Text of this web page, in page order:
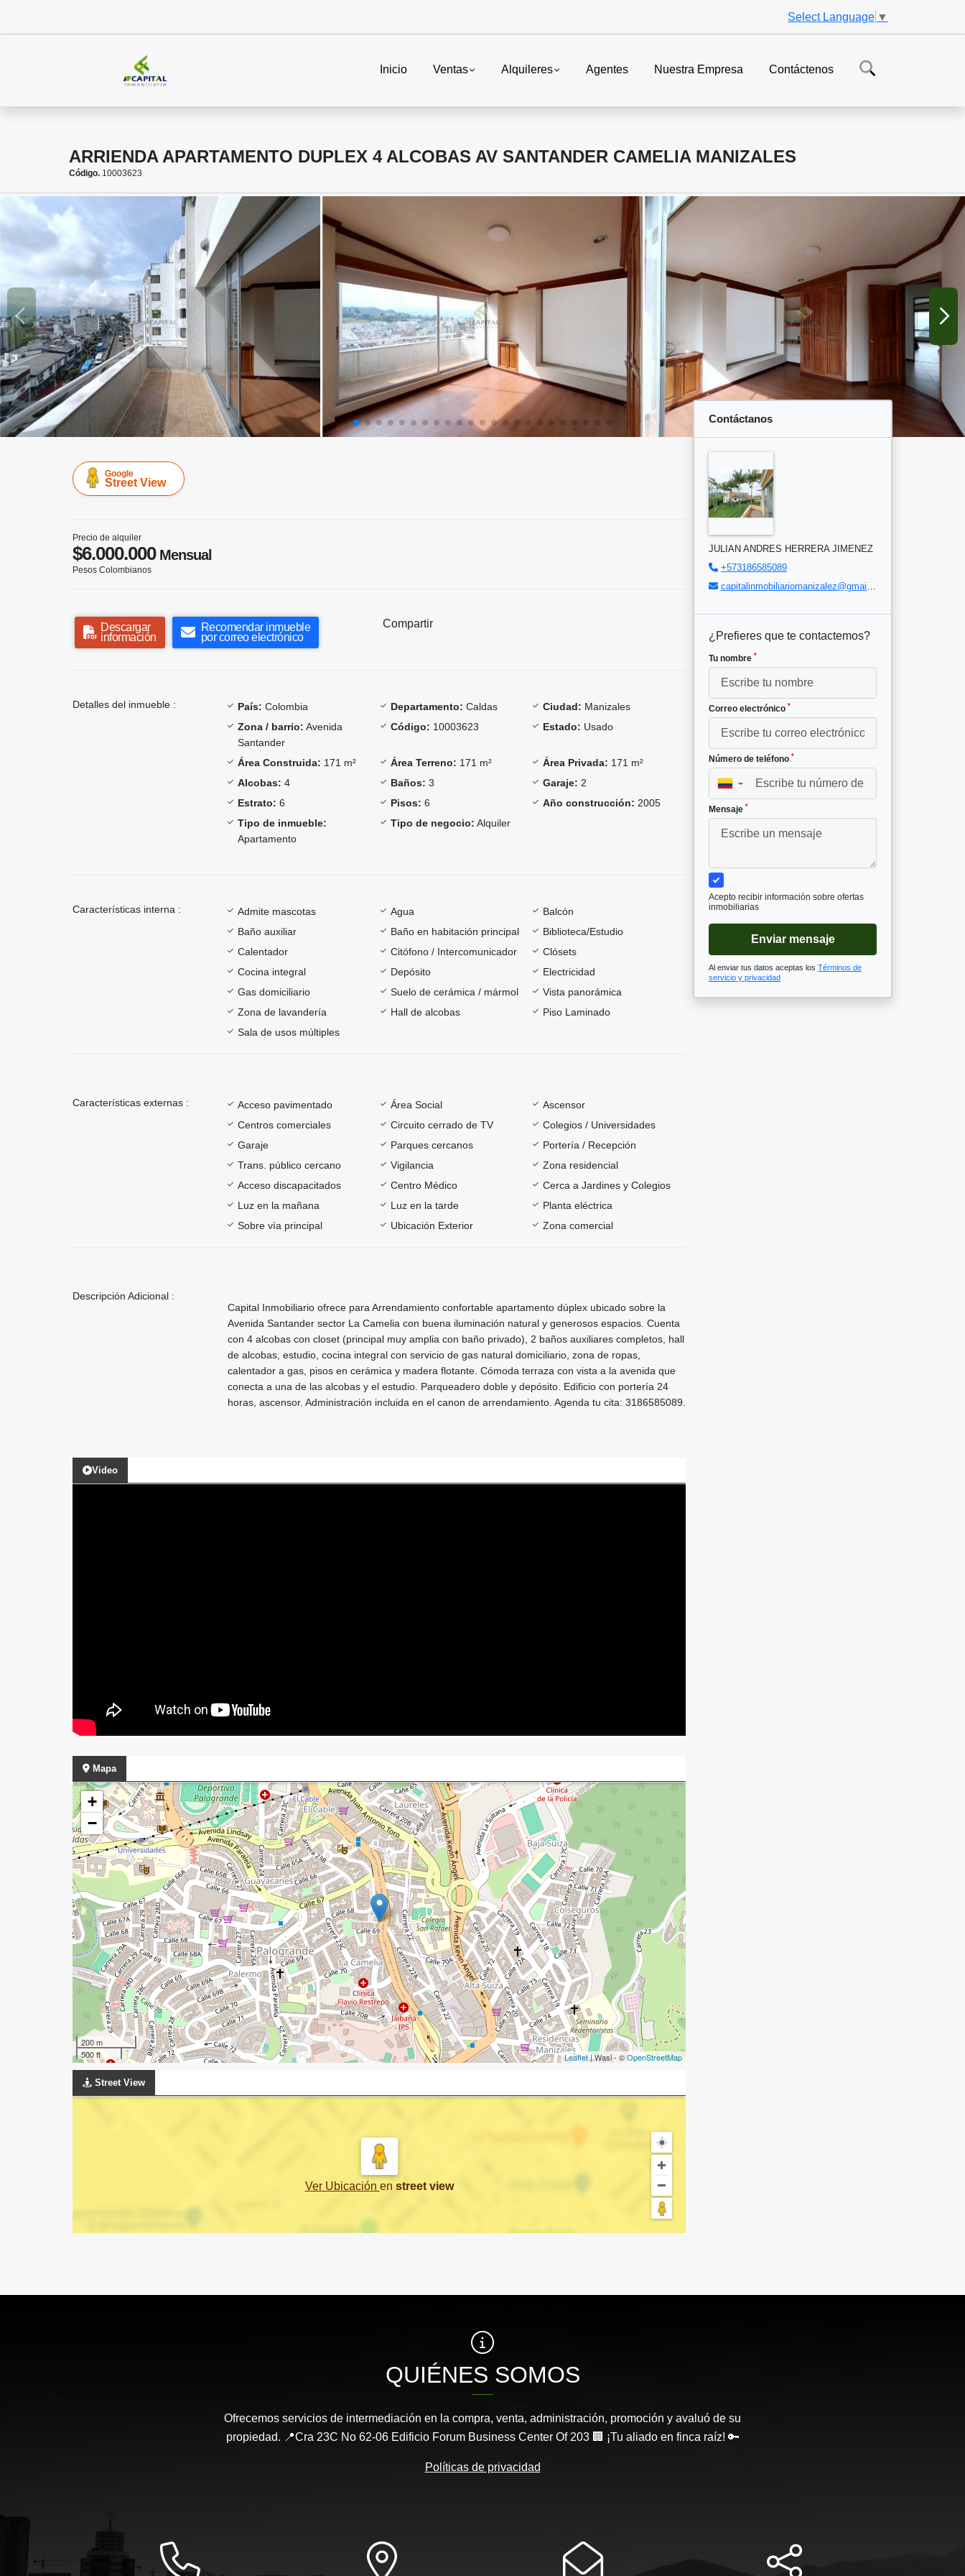
Select Language ▼
Inicio Ventas Alquileres Agentes Nuestra Empresa Contáctenos
ARRIENDA APARTAMENTO DUPLEX 4 ALCOBAS AV SANTANDER CAMELIA MANIZALES
Código. 10003623
Google
Street View
Precio de alquiler
$6.000.000Mensual
Pesos Colombianos
Descargar
información
Recomendar inmueble
por correo electrónico
Compartir
Detalles del inmueble : País: Colombia Departamento: Caldas Ciudad: Manizales
Zona / barrio: Avenida
Santander
Código: 10003623 Estado: Usado
Área Construida: 171 m² Área Terreno: 171 m² Área Privada: 171 m²
Alcobas: 4 Baños: 3 Garaje: 2
Estrato: 6 Pisos: 6 Año construcción: 2005
Tipo de inmueble:
Apartamento
Tipo de negocio: Alquiler
Características interna : Admite mascotas Agua
Balcón
Baño auxiliar
Baño en habitación principal
Biblioteca/Estudio
Calentador
Citófono / Intercomunicador
Clósets
Cocina integral
Depósito
Electricidad
Gas domiciliario
Suelo de cerámica / mármol
Vista panorámica
Zona de lavandería
Hall de alcobas
Piso Laminado
Sala de usos múltiples
Características externas : Acceso pavimentado Área Social
Ascensor
Centros comerciales
Circuito cerrado de TV
Colegios / Universidades
Garaje
Parques cercanos
Portería / Recepción
Trans. público cercano
Vigilancia
Zona residencial
Acceso discapacitados
Centro Médico
Cerca a Jardines y Colegios
Luz en la mañana
Luz en la tarde
Planta eléctrica
Sobre vía principal
Ubicación Exterior Zona comercial
Descripción Adicional :
Capital Inmobiliario ofrece para Arrendamiento confortable apartamento dúplex ubicado sobre la
Avenida Santander sector La Camelia con buena iluminación natural y generosos espacios. Cuenta
con 4 alcobas con closet (principal muy amplia con baño privado), 2 baños auxiliares completos, hall
de alcobas, estudio, cocina integral con servicio de gas natural domiciliario, zona de ropas,
calentador a gas, pisos en cerámica y madera flotante. Cómoda terraza con vista a la avenida que
conecta a una de las alcobas y el estudio. Parqueadero doble y depósito. Edificio con portería 24
horas, ascensor. Administración incluida en el canon de arrendamiento. Agenda tu cita: 3186585089.
Video
Mapa
+
−
200 m
500 ft
Leaflet| Wasi - ©OpenStreetMap
Street View
Ver Ubicación en street view
Contáctanos
JULIAN ANDRES HERRERA JIMENEZ
+573186585089
capitalinmobiliariomanizalez@gmail.com
¿Prefieres que te contactemos?
Tu nombre *
Correo electrónico *
Número de teléfono *
▼
Mensaje *
Acepto recibir información sobre ofertas
inmobiliarias
Enviar mensaje
Al enviar tus datos aceptas los Términos de
servicio y privacidad
QUIÉNES SOMOS
Ofrecemos servicios de intermediación en la compra, venta, administración, promoción y avaluó de su
propiedad. 📍Cra 23C No 62-06 Edificio Forum Business Center Of 203 🏢 ¡Tu aliado en finca raíz! 🔑
Políticas de privacidad